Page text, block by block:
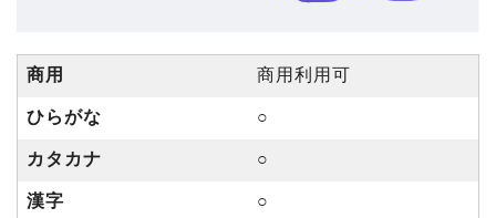
商用 商用利用可
ひらがな ○
カタカナ ○
漢字 ○